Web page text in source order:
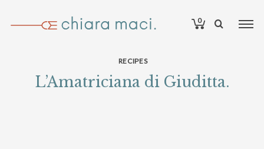
0
RECIPES
L’Amatriciana di Giuditta.